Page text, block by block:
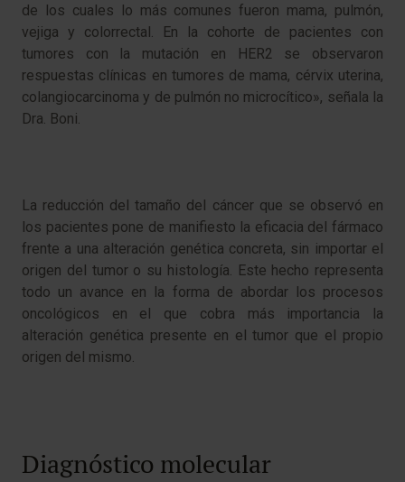
de los cuales lo más comunes fueron mama, pulmón,
vejiga y colorrectal. En la cohorte de pacientes con
tumores con la mutación en HER2 se observaron
respuestas clínicas en tumores de mama, cérvix uterina,
colangiocarcinoma y de pulmón no microcítico», señala la
Dra. Boni.
La reducción del tamaño del cáncer que se observó en
los pacientes pone de manifiesto la eficacia del fármaco
frente a una alteración genética concreta, sin importar el
origen del tumor o su histología. Este hecho representa
todo un avance en la forma de abordar los procesos
oncológicos en el que cobra más importancia la
alteración genética presente en el tumor que el propio
origen del mismo.
Diagnóstico molecular